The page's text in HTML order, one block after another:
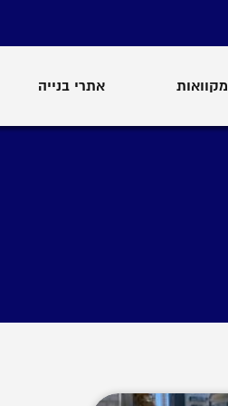
מקוואות אתרי בנייה